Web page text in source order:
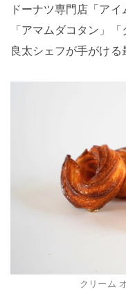
ドーナツ専門店「ア
「アマムダコタン」
良太シェフが手がける
クリーム